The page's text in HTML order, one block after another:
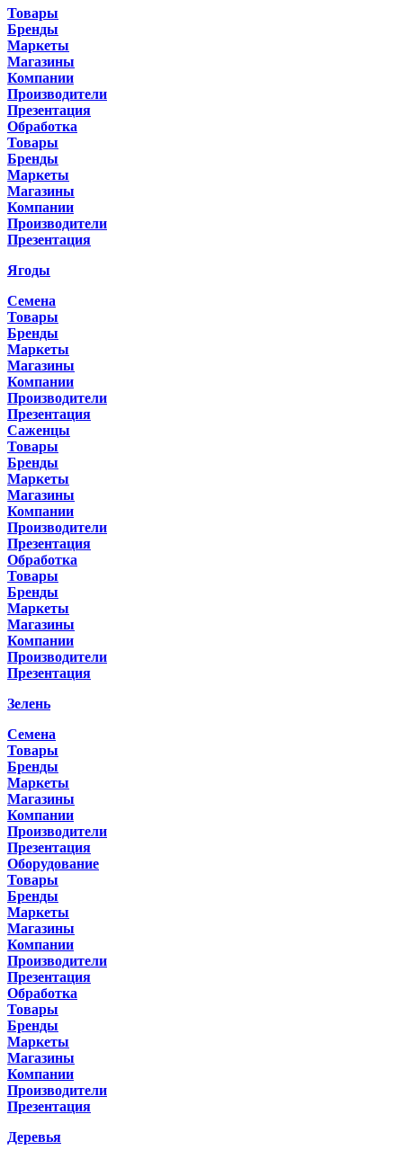
Товары
Бренды
Маркеты
Магазины
Компании
Производители
Презентация
Обработка
Товары
Бренды
Маркеты
Магазины
Компании
Производители
Презентация
Ягоды
Семена
Товары
Бренды
Маркеты
Магазины
Компании
Производители
Презентация
Саженцы
Товары
Бренды
Маркеты
Магазины
Компании
Производители
Презентация
Обработка
Товары
Бренды
Маркеты
Магазины
Компании
Производители
Презентация
Зелень
Семена
Товары
Бренды
Маркеты
Магазины
Компании
Производители
Презентация
Оборудование
Товары
Бренды
Маркеты
Магазины
Компании
Производители
Презентация
Обработка
Товары
Бренды
Маркеты
Магазины
Компании
Производители
Презентация
Деревья